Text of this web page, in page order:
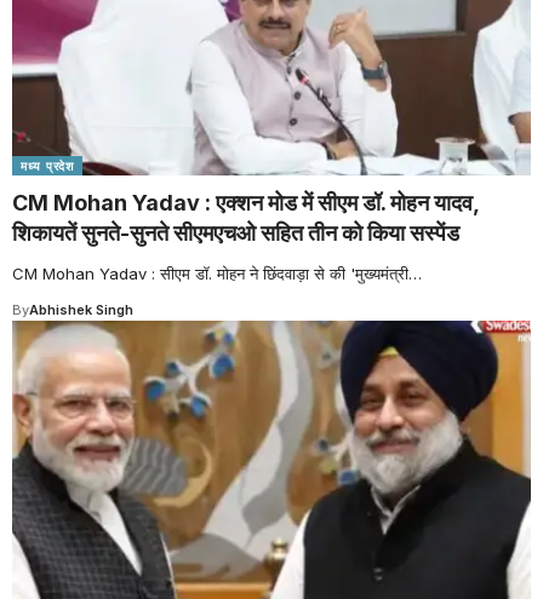
मध्य प्रदेश
CM Mohan Yadav : एक्शन मोड में सीएम डॉ. मोहन यादव,
शिकायतें सुनते-सुनते सीएमएचओ सहित तीन को किया सस्पेंड
CM Mohan Yadav : सीएम डॉ. मोहन ने छिंदवाड़ा से की 'मुख्यमंत्री…
ByAbhishek Singh